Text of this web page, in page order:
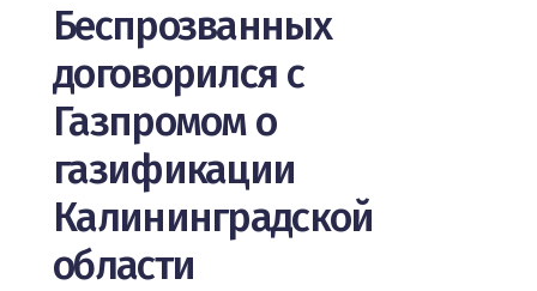
Беспрозванных
договорился с
Газпромом о
газификации
Калининградской
области